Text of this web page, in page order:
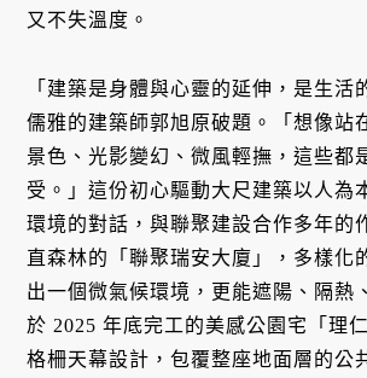
又不失溫度。
「建築是身體與心靈的延伸，是生活
儒雅的建築師郭旭原破題。「想像站
景色、光影變幻、微風輕撫，這些都
受。」這份初心驅動大尺建築以人為
環境的對話，與聯聚建設合作多年的
直森林的「聯聚瑞安大廈」，多樣化
出一個微氣候環境，更能遮陽、隔熱
於 2025 年底完工的美感公園宅「理
格柵天幕設計，包覆整座地面層的公